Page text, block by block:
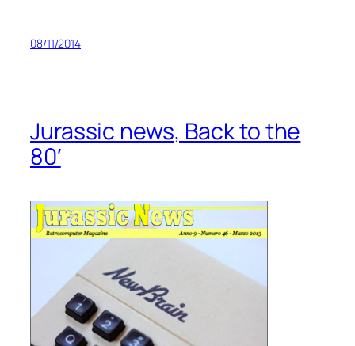
08/11/2014
Jurassic news, Back to the
80′